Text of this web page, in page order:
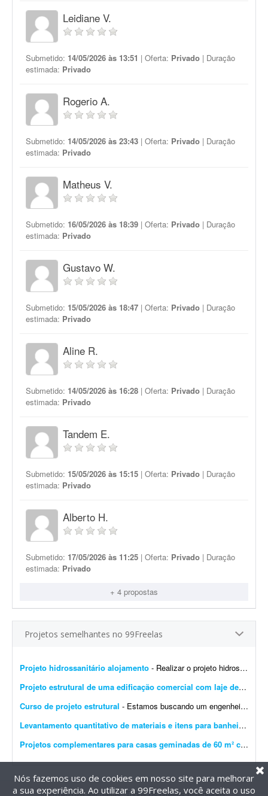
Leidiane V.
Submetido: 14/05/2026 às 13:51 | Oferta: Privado | Duração
estimada: Privado
Rogerio A.
Submetido: 14/05/2026 às 23:43 | Oferta: Privado | Duração
estimada: Privado
Matheus V.
Submetido: 16/05/2026 às 18:39 | Oferta: Privado | Duração
estimada: Privado
Gustavo W.
Submetido: 15/05/2026 às 18:47 | Oferta: Privado | Duração
estimada: Privado
Aline R.
Submetido: 14/05/2026 às 16:28 | Oferta: Privado | Duração
estimada: Privado
Tandem E.
Submetido: 15/05/2026 às 15:15 | Oferta: Privado | Duração
estimada: Privado
Alberto H.
Submetido: 17/05/2026 às 11:25 | Oferta: Privado | Duração
estimada: Privado
+ 4 propostas
Projetos semelhantes no 99Freelas
Projeto hidrossanitário alojamento - Realizar o projeto hidrossanitário de um projeto arquitetônico a ser enviado, alojamento e todo levantamento técnico e cortes, pequeno porte.
Projeto estrutural de uma edificação comercial com laje de um pavimento
Curso de projeto estrutural - Estamos buscando um engenheiro(a) estrutural ou profissional com ampla experiência em projetos estruturais para gravar um curso profissional sobre concepção e desenvolvimento de...
Levantamento quantitativo de materiais e itens para banheiros e copas
Projetos complementares para casas geminadas de 60 m² cada
Nós fazemos uso de cookies em nosso site para melhorar
a sua experiência. Ao utilizar a 99Freelas, você aceita o uso